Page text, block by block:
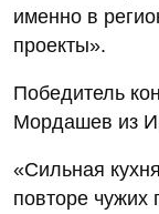
именно в
проекты».
Победитель
Мордашев из
«Сильная
повторе чужих